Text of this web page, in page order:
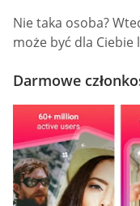
Nie taka osoba?
może być dla Ciebie
Darmowe